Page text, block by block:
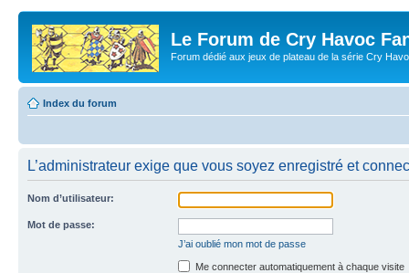
Le Forum de Cry Havoc
Forum dédié aux jeux de plateau de la série Cry
Index du forum
L’administrateur exige que vous soyez enregistré et
Nom d’utilisateur:
Mot de passe:
J’ai oublié mon mot de passe
Me connecter automatiquement à chaque visite